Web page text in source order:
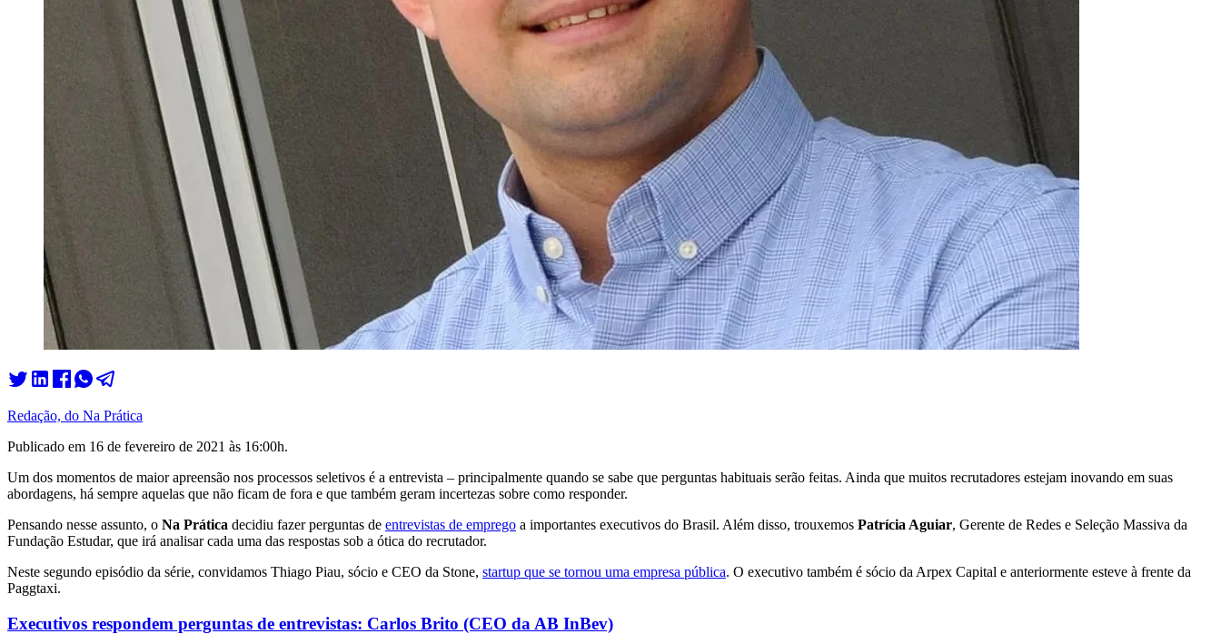
Redação, do Na Prática
Publicado em 16 de fevereiro de 2021 às 16:00h.
Um dos momentos de maior apreensão nos processos seletivos é a entrevista – principalmente quando se sabe que perguntas habituais serão feitas. Ainda que muitos recrutadores estejam inovando em suas
abordagens, há sempre aquelas que não ficam de fora e que também geram incertezas sobre como responder.
Pensando nesse assunto, o Na Prática decidiu fazer perguntas de entrevistas de emprego a importantes executivos do Brasil. Além disso, trouxemos Patrícia Aguiar, Gerente de Redes e Seleção Massiva da
Fundação Estudar, que irá analisar cada uma das respostas sob a ótica do recrutador.
Neste segundo episódio da série, convidamos Thiago Piau, sócio e CEO da Stone, startup que se tornou uma empresa pública. O executivo também é sócio da Arpex Capital e anteriormente esteve à frente da
Paggtaxi.
Executivos respondem perguntas de entrevistas: Carlos Brito (CEO da AB InBev)